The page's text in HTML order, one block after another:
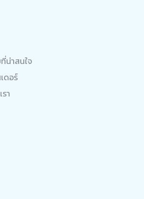
น่าสนใจ
ดอร์
า